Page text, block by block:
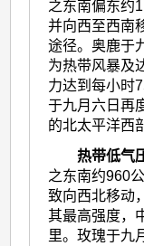
之东南偏东约
并向西至西南
途径。奥鹿于
为热带风暴及
力达到每小时
于九月六日再
的北太平洋西
热带低气压
之东南约960
致向西北移动
其最高强度，
里。玫瑰于九